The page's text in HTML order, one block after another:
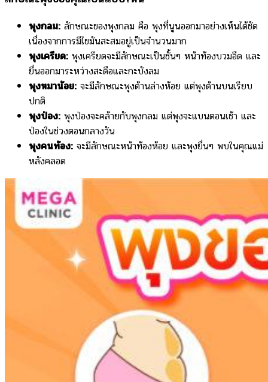
Sign up for Newsletter
Signup for our newsletter to
get notified about sales and
new products. Add any text
here or remove it.
Contact form not
พุงกลม: ลักษณะของพุงกลม คือ พุงที่นูนออกมาอย่างเห็นได้ชัด
เนื่องจากการมีไขมันสะสมอยู่เป็นจำนวนมาก
พุงเครียด: พุงเครียดจะมีลักษณะเป็นชั้นๆ หน้าท้องบวมอืด และ
ยื่นออกมาระหว่างสะดือและกะบังลม
พุงหมาน้อย: จะมีลักษณะพุงด้านล่างห้อย แต่พุงด้านบนเรียบ
ปกติ
พุงป่อง: พุงป่องจะคล้ายกับพุงกลม แต่พุงจะแบนตอนเช้า และ
ป่องในช่วงตอนกลางวัน
พุงคนท้อง: จะมีลักษณะหน้าท้องห้อย และพุงยื่นๆ พบในคุณแม่
หลังคลอด